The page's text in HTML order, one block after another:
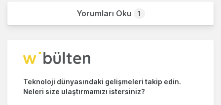
Yorumları Oku 1
Teknoloji dünyasındaki gelişmeleri takip edin.
Neleri size ulaştırmamızı istersiniz?